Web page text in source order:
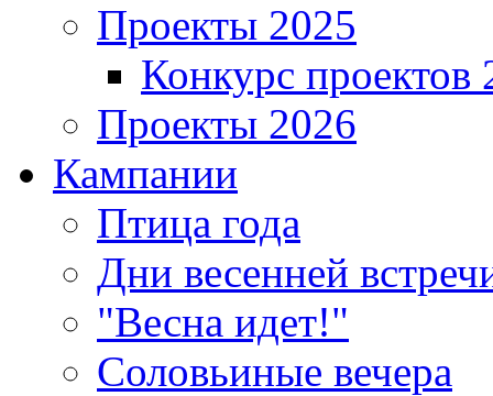
Проекты 2025
Конкурс проектов
Проекты 2026
Кампании
Птица года
Дни весенней
"Весна идет!"
Соловьиные вечера